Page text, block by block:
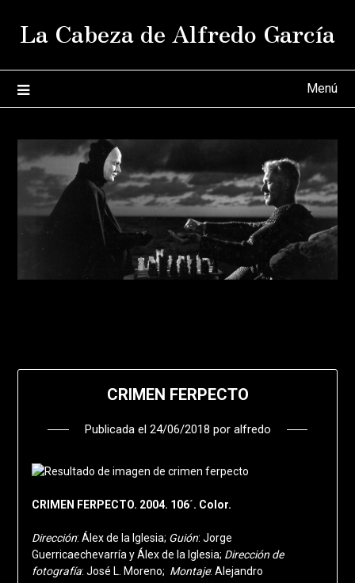
La Cabeza de Alfredo García
Menú
CRIMEN FERPECTO
Publicada el 24/06/2018 por alfredo
CRIMEN FERPECTO. 2004. 106´. Color.
Dirección: Álex de la Iglesia; Guión: Jorge
Guerricaechevarría y Álex de la Iglesia; Dirección de
fotografía: José L. Moreno; Montaje: Alejandro